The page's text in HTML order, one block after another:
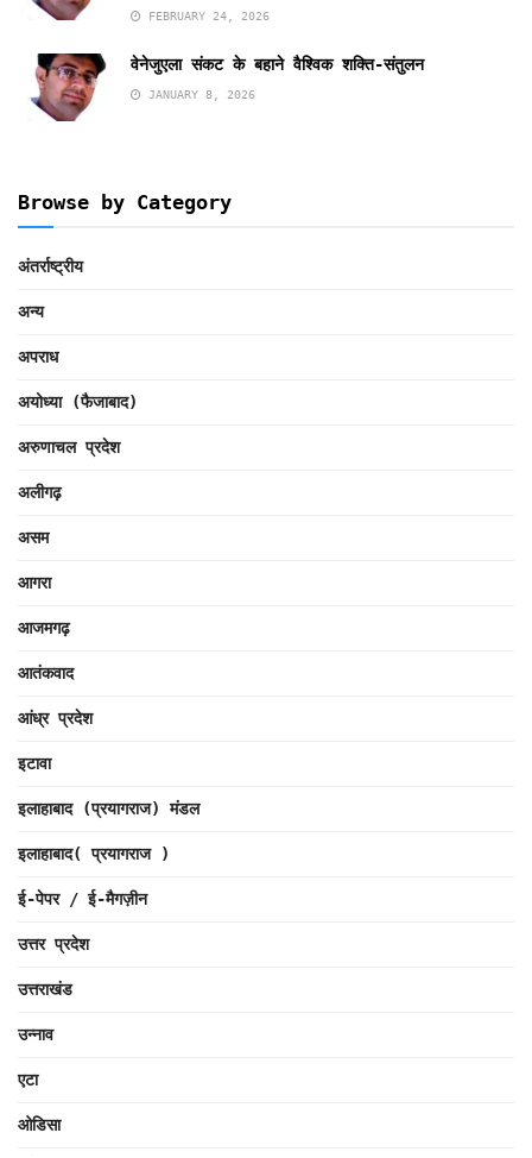
FEBRUARY 24, 2026
वेनेजुएला संकट के बहाने वैश्विक शक्ति-संतुलन
JANUARY 8, 2026
Browse by Category
अंतर्राष्ट्रीय
अन्य
अपराध
अयोध्या (फैजाबाद)
अरुणाचल प्रदेश
अलीगढ़
असम
आगरा
आजमगढ़
आतंकवाद
आंध्र प्रदेश
इटावा
इलाहाबाद (प्रयागराज) मंडल
इलाहाबाद( प्रयागराज )
ई-पेपर / ई-मैगज़ीन
उत्तर प्रदेश
उत्तराखंड
उन्नाव
एटा
ओडिसा